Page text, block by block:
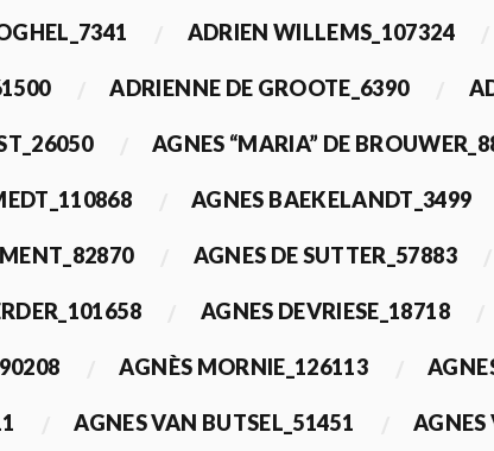
ADRIEN WILLEMS_107324
ADRIENNE DE GROOTE_6390
AGNES “MARIA” DE
AGNES BAEKELANDT_3499
AGNES DE SUTTER_57883
AGNES DEVRIESE_18718
AGNÈS MORNIE_126113
AGNES VAN BUTSEL_51451 AGNES